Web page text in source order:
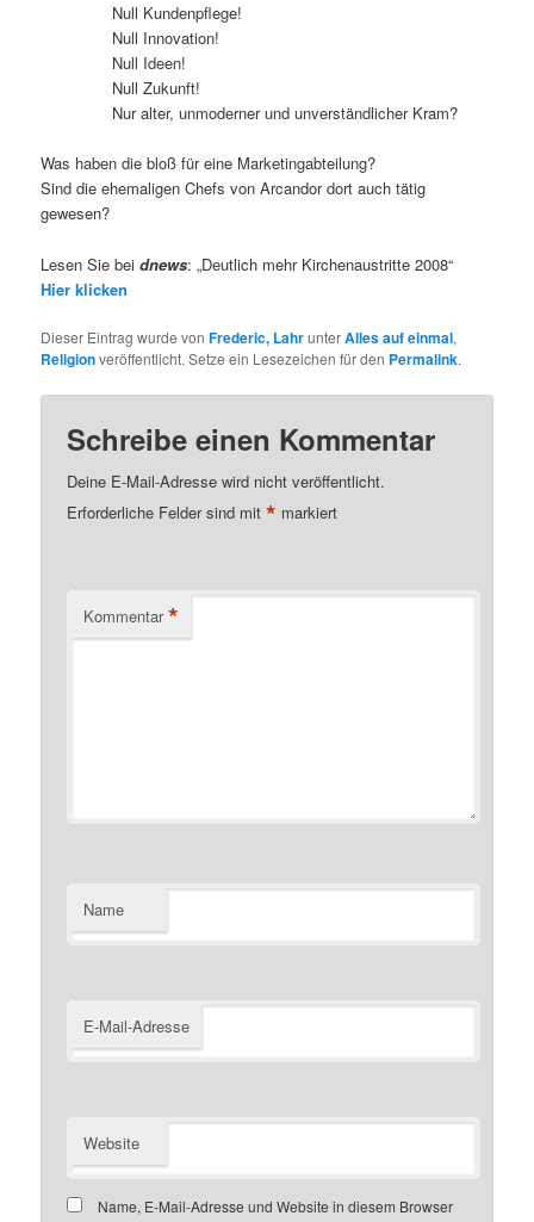
Null Kundenpflege!
Null Innovation!
Null Ideen!
Null Zukunft!
Nur alter, unmoderner und unverständlicher Kram?
Was haben die bloß für eine Marketingabteilung?
Sind die ehemaligen Chefs von Arcandor dort auch tätig
gewesen?
Lesen Sie beidnews: „Deutlich mehr Kirchenaustritte 2008“
Hier klicken
Dieser Eintrag wurde vonFrederic, LahrunterAlles auf einmal,
Religionveröffentlicht. Setze ein Lesezeichen für den Permalink.
Schreibe einen Kommentar
Deine E-Mail-Adresse wird nicht veröffentlicht.
Erforderliche Felder sind mit* markiert
Kommentar *
Name
E-Mail-Adresse
Website
Name, E-Mail-Adresse und Website in diesem Browser